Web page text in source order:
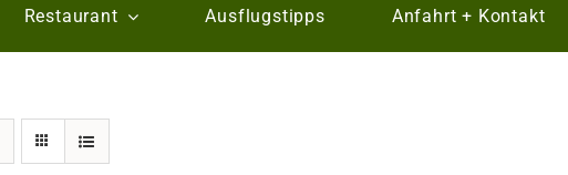
Restaurant Ausflugstipps Anfahrt + Kontakt